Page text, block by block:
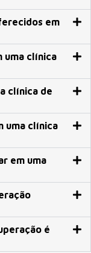
em
uma clínica
clínica de
uma clínica
em uma
é